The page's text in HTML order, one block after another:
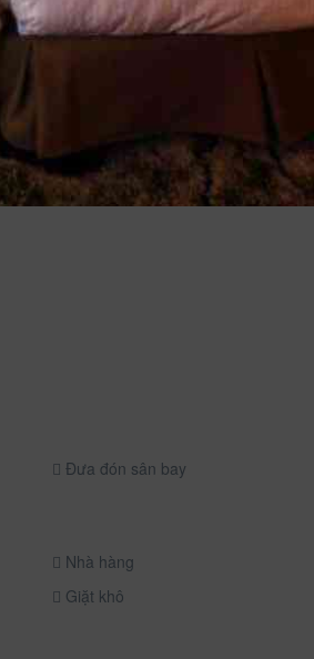
Đưa đón sân bay
Nhà hàng
Giặt khô